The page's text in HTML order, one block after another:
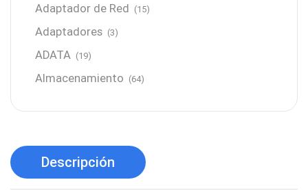
Adaptador de Red (15)
Adaptadores (3)
ADATA (19)
Almacenamiento (64)
Antivirus (1)
Aro de luz
Descripción